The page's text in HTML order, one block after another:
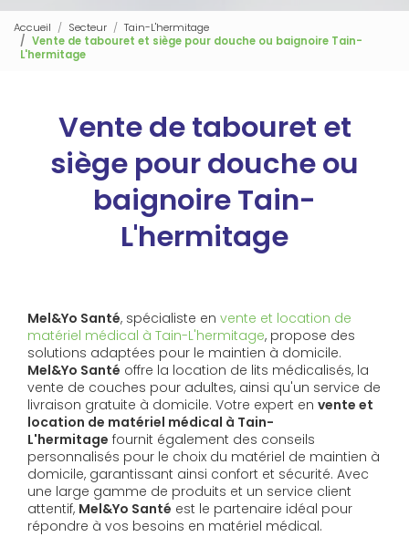
Accueil Secteur
Tain-L'hermitage
Vente de tabouret et siège pour douche ou baignoire Tain-
L'hermitage
Vente de tabouret et
siège pour douche ou
baignoire Tain-
L'hermitage
Mel&Yo Santé, spécialiste en vente et location de
matériel médical à Tain-L'hermitage, propose des
solutions adaptées pour le maintien à domicile.
Mel&Yo Santé offre la location de lits médicalisés, la
vente de couches pour adultes, ainsi qu'un service de
livraison gratuite à domicile. Votre expert en vente et
location de matériel médical à Tain-
L'hermitage fournit également des conseils
personnalisés pour le choix du matériel de maintien à
domicile, garantissant ainsi confort et sécurité. Avec
une large gamme de produits et un service client
attentif, Mel&Yo Santé est le partenaire idéal pour
répondre à vos besoins en matériel médical.